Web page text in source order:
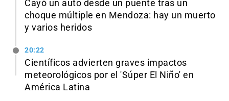
Cayó un auto desde un puente tras un
choque múltiple en Mendoza: hay un muerto
y varios heridos
20:22
Científicos advierten graves impactos
meteorológicos por el 'Súper El Niño' en
América Latina